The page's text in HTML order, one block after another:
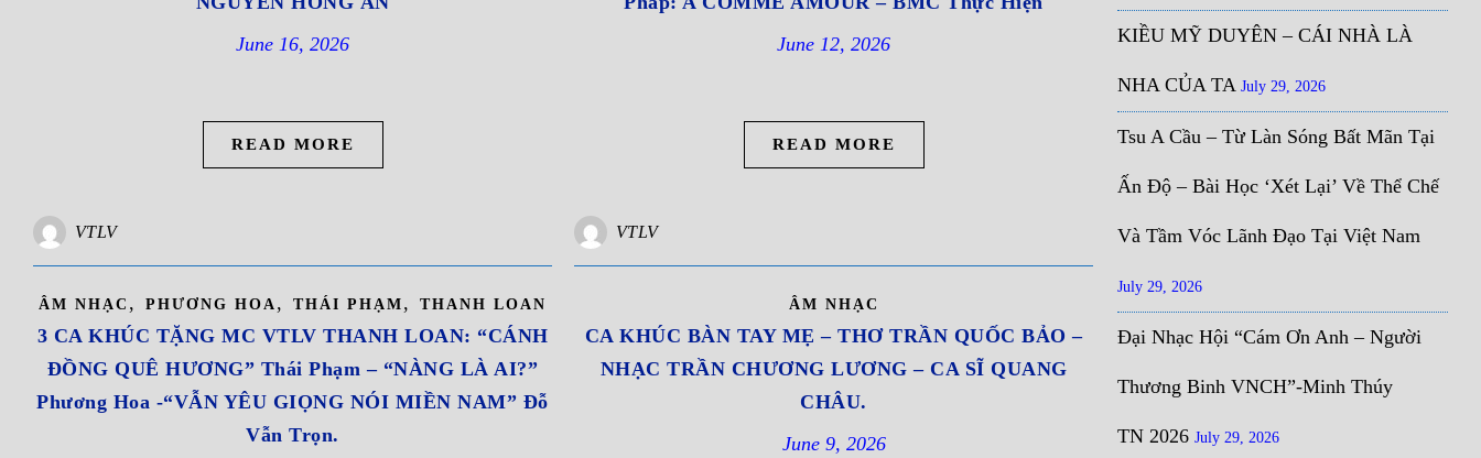
June 16, 2026
READ MORE
VTLV
June 12, 2026
READ MORE
VTLV
ÂM NHẠC , PHƯƠNG HOA , THÁI PHẠM , THANH LOAN
3 CA KHÚC TẶNG MC VTLV THANH LOAN: “CÁNH
ĐỒNG QUÊ HƯƠNG” Thái Phạm – “NÀNG LÀ AI?”
Phương Hoa -“VẪN YÊU GIỌNG NÓI MIỀN NAM” Đỗ
Vẫn Trọn.
ÂM NHẠC
CA KHÚC BÀN TAY MẸ – THƠ TRẦN QUỐC BẢO –
NHẠC TRẦN CHƯƠNG LƯƠNG – CA SĨ QUANG
CHÂU.
June 9, 2026
KIỀU MỸ DUYÊN – CÁI NHÀ LÀ
NHA CỦA TA July 29, 2026
Tsu A Cầu – Từ Làn Sóng Bất Mãn Tại
Ấn Độ – Bài Học ‘Xét Lại’ Về Thể Chế
Và Tầm Vóc Lãnh Đạo Tại Việt Nam
July 29, 2026
Đại Nhạc Hội “Cám Ơn Anh – Người
Thương Binh VNCH”-Minh Thúy
TN 2026 July 29, 2026